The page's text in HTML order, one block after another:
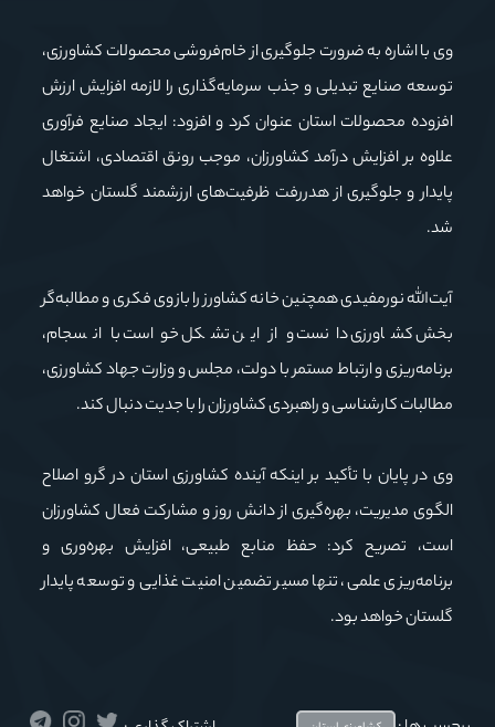
وی با اشاره به ضرورت جلوگیری از خام‌فروشی محصولات کشاورزی،
توسعه صنایع تبدیلی و جذب سرمایه‌گذاری را لازمه افزایش ارزش
افزوده محصولات استان عنوان کرد و افزود: ایجاد صنایع فرآوری
علاوه بر افزایش درآمد کشاورزان، موجب رونق اقتصادی، اشتغال
پایدار و جلوگیری از هدررفت ظرفیت‌های ارزشمند گلستان خواهد
شد.
آیت‌الله نورمفیدی همچنین خانه کشاورز را بازوی فکری و مطالبه‌گر
بخش کشاورزی دانست و از این تشکل خواست با انسجام،
برنامه‌ریزی و ارتباط مستمر با دولت، مجلس و وزارت جهاد کشاورزی،
مطالبات کارشناسی و راهبردی کشاورزان را با جدیت دنبال کند.
وی در پایان با تأکید بر اینکه آینده کشاورزی استان در گرو اصلاح
الگوی مدیریت، بهره‌گیری از دانش روز و مشارکت فعال کشاورزان
است، تصریح کرد: حفظ منابع طبیعی، افزایش بهره‌وری و
برنامه‌ریزی علمی، تنها مسیر تضمین امنیت غذایی و توسعه پایدار
گلستان خواهد بود.